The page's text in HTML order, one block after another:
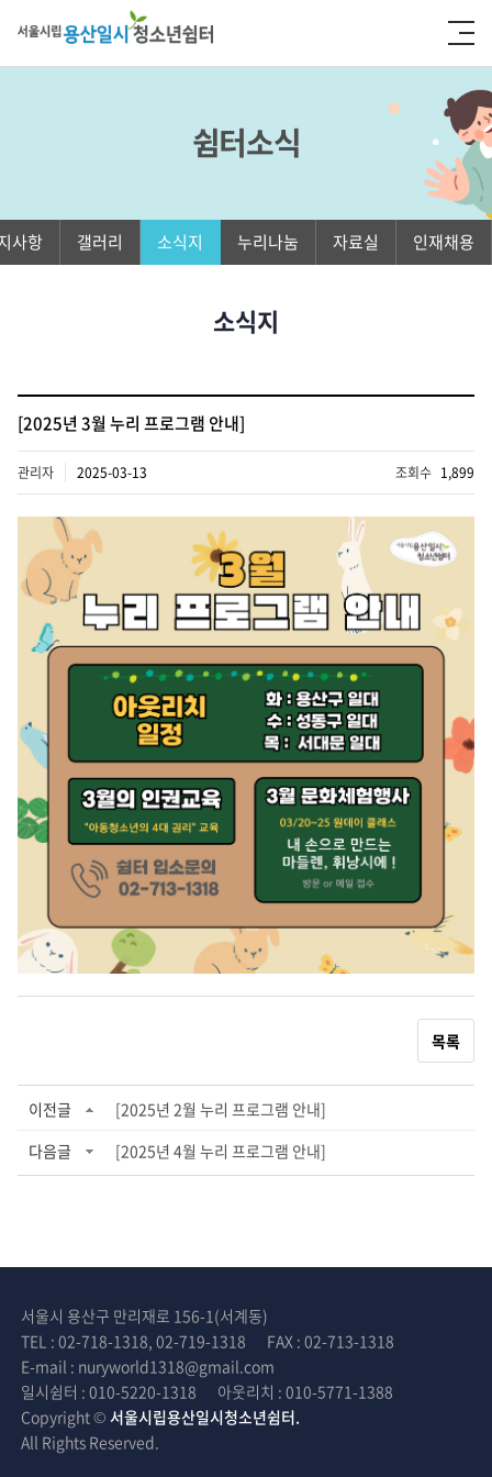
쉼터소식
사항 갤러리 소식지 누리나눔 자료실 인재채용
소식지
[2025년 3월 누리 프로그램 안내]
관리자 2025-03-13 조회수 1,899
목록
이전글
[2025년 2월 누리 프로그램 안내]
다음글
[2025년 4월 누리 프로그램 안내]
서울시 용산구 만리재로 156-1(서계동)
TEL : 02-718-1318, 02-719-1318
FAX : 02-713-1318
E-mail : nuryworld1318@gmail.com
일시쉼터 : 010-5220-1318
아웃리치 : 010-5771-1388
Copyright © 서울시립용산일시청소년쉼터.
All Rights Reserved.